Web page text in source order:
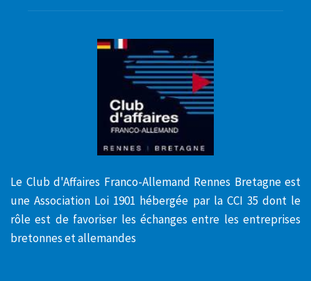
Le Club d'Affaires Franco-Allemand Rennes Bretagne est
une Association Loi 1901 hébergée par la CCI 35 dont le
rôle est de favoriser les échanges entre les entreprises
bretonnes et allemandes